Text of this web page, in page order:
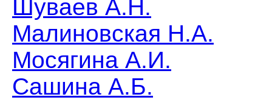
Шуваев А.Н.
Малиновская Н.А.
Мосягина А.И.
Сашина А.Б.